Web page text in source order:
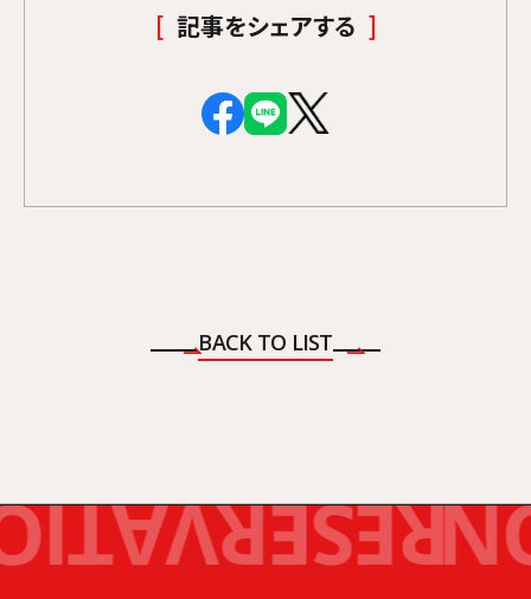
記事をシェアする
BACK TO LIST